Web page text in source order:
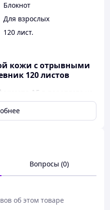
Блокнот
Для взрослых
120 лист.
кожи с отрывными
120 листов
А5
зеленого цвета.
стиля,
для деловых
с утолщенными
Стильный
Вопросы (0)
об этом товаре